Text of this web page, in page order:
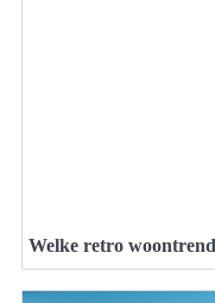
Welke retro